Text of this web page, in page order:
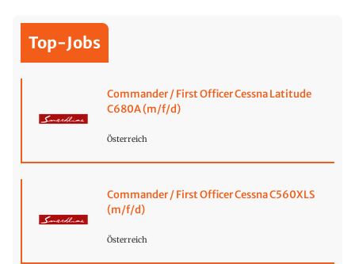
Top-Jobs
Commander / First Officer Cessna Latitude
C680A (m/f/d)
Österreich
Commander / First Officer Cessna C560XLS
(m/f/d)
Österreich